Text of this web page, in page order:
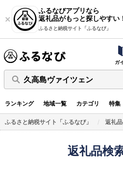
ふるなびアプリなら
返礼品がもっと探しやすい
ふるさと納税サイト「ふるなび」
ガ
久高島ヴァイツェン
ランキング 地域一覧 カテゴリ 特集
ふるさと納税サイト「ふるなび」 返礼
返礼品検